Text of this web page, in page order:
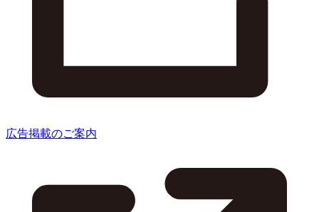
広告掲載のご案内